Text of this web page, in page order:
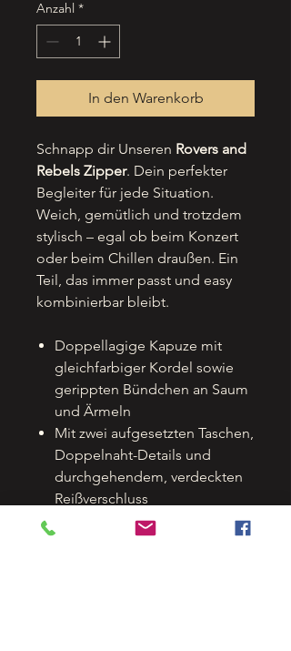
Anzahl *
In den Warenkorb
Schnapp dir Unseren Rovers and
Rebels Zipper. Dein perfekter
Begleiter für jede Situation.
Weich, gemütlich und trotzdem
stylisch – egal ob beim Konzert
oder beim Chillen draußen. Ein
Teil, das immer passt und easy
kombinierbar bleibt.
Doppellagige Kapuze mit
gleichfarbiger Kordel sowie
gerippten Bündchen an Saum
und Ärmeln
Mit zwei aufgesetzten Taschen,
Doppelnaht-Details und
durchgehendem, verdeckten
Reißverschluss
Weiches, gebürstetes